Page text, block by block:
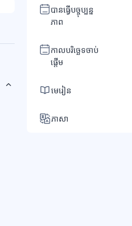
បានធ្វើបច្ចុប្បន្ន
ភាព
កាលបរិច្ឆេទចាប់
ផ្តើម
មេរៀន
ភាសា